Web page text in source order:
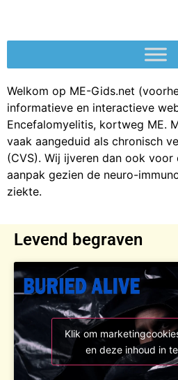
Welkom op ME-Gids.net
informatieve en interactieve
Encefalomyelitis, kortweg ME.
vaak aangeduid als chronisch
(CVS). Wij ijveren dan ook voor
aanpak gezien de neuro-
ziekte.
Levend begraven
Klik om
en deze inhoud in